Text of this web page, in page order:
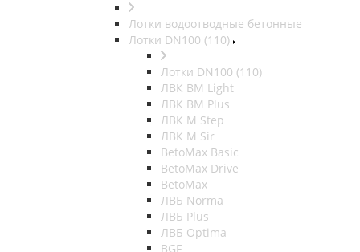
Лотки водоотводные бетонные
Лотки DN100 (110)
Лотки DN100 (110)
ЛВК ВМ Light
ЛВК ВМ Plus
ЛВК М Step
ЛВК М Sir
BetoMax Basic
BetoMax Drive
BetoMax
ЛВБ Norma
ЛВБ Plus
ЛВБ Optima
BGF